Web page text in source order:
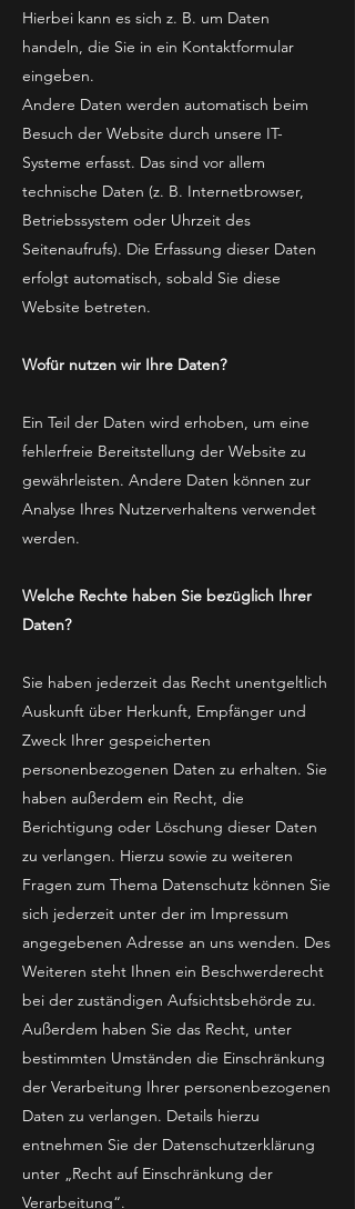
Hierbei kann es sich z. B. um Daten
handeln, die Sie in ein Kontaktformular
eingeben.
Andere Daten werden automatisch beim
Besuch der Website durch unsere IT-
Systeme erfasst. Das sind vor allem
technische Daten (z. B. Internetbrowser,
Betriebssystem oder Uhrzeit des
Seitenaufrufs). Die Erfassung dieser Daten
erfolgt automatisch, sobald Sie diese
Website betreten.
Wofür nutzen wir Ihre Daten?
Ein Teil der Daten wird erhoben, um eine
fehlerfreie Bereitstellung der Website zu
gewährleisten. Andere Daten können zur
Analyse Ihres Nutzerverhaltens verwendet
werden.
Welche Rechte haben Sie bezüglich Ihrer
Daten?
Sie haben jederzeit das Recht unentgeltlich
Auskunft über Herkunft, Empfänger und
Zweck Ihrer gespeicherten
personenbezogenen Daten zu erhalten. Sie
haben außerdem ein Recht, die
Berichtigung oder Löschung dieser Daten
zu verlangen. Hierzu sowie zu weiteren
Fragen zum Thema Datenschutz können Sie
sich jederzeit unter der im Impressum
angegebenen Adresse an uns wenden. Des
Weiteren steht Ihnen ein Beschwerderecht
bei der zuständigen Aufsichtsbehörde zu.
Außerdem haben Sie das Recht, unter
bestimmten Umständen die Einschränkung
der Verarbeitung Ihrer personenbezogenen
Daten zu verlangen. Details hierzu
entnehmen Sie der Datenschutzerklärung
unter „Recht auf Einschränkung der
Verarbeitung“.